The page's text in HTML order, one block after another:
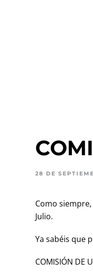
28 DE
Como
Julio.
Ya sabéis que
COMISIÓN DE